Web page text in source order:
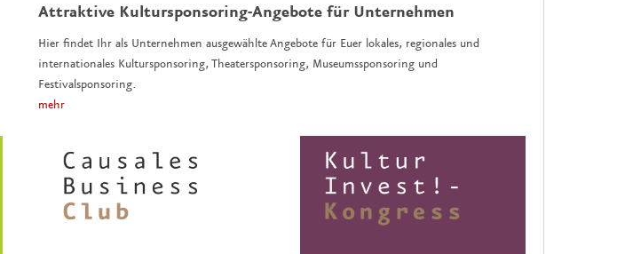
Attraktive Kultursponsoring-Angebote für Unternehmen
Hier findet Ihr als Unternehmen ausgewählte Angebote für Euer lokales, regionales und
internationales Kultursponsoring, Theatersponsoring, Museumssponsoring und
Festivalsponsoring.
mehr